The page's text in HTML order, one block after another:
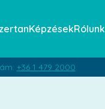
KépzésekRólunk
+36 1 479 2000